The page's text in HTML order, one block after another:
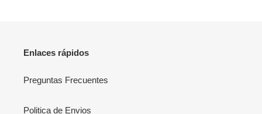
Enlaces rápidos
Preguntas Frecuentes
Politica de Envios